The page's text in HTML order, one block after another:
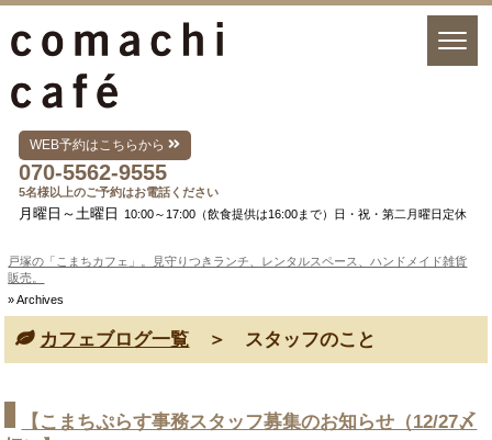
WEB予約はこちらから
070-5562-9555
5名様以上のご予約はお電話ください
月曜日～土曜日 10:00～17:00（飲食提供は16:00まで）日・祝・第二月曜日定休
戸塚の「こまちカフェ」。見守りつきランチ、レンタルスペース、ハンドメイド雑貨
販売。
» Archives
カフェブログ一覧 ＞ スタッフのこと
【こまちぷらす事務スタッフ募集のお知らせ（12/27〆